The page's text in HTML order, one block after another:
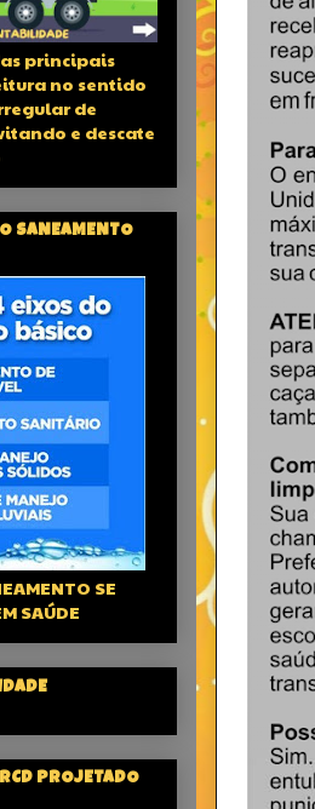
principais
no sentido
de
e descate
SANEAMENTO
SE
SAÚDE
PROJETADO